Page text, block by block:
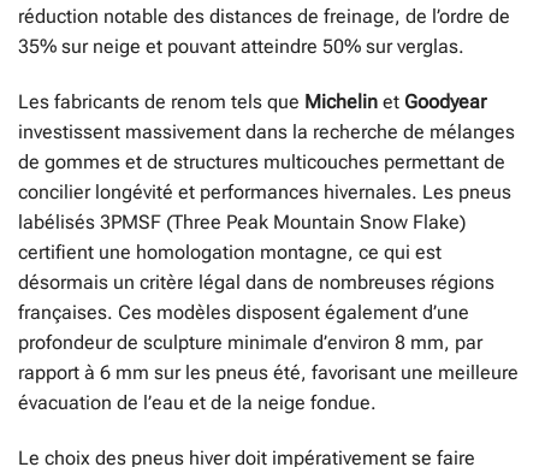
réduction notable des distances de freinage, de l’ordre de
35% sur neige et pouvant atteindre 50% sur verglas.
Les fabricants de renom tels que Michelin et Goodyear
investissent massivement dans la recherche de mélanges
de gommes et de structures multicouches permettant de
concilier longévité et performances hivernales. Les pneus
labélisés 3PMSF (Three Peak Mountain Snow Flake)
certifient une homologation montagne, ce qui est
désormais un critère légal dans de nombreuses régions
françaises. Ces modèles disposent également d’une
profondeur de sculpture minimale d’environ 8 mm, par
rapport à 6 mm sur les pneus été, favorisant une meilleure
évacuation de l’eau et de la neige fondue.
Le choix des pneus hiver doit impérativement se faire